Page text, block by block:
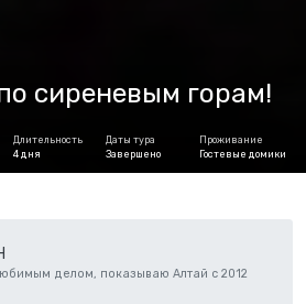
сиреневым горам!
Длительность
4 дня
Даты тура
Завершено
Проживание
Гостевые домики
делом, показываю Алтай с 2012